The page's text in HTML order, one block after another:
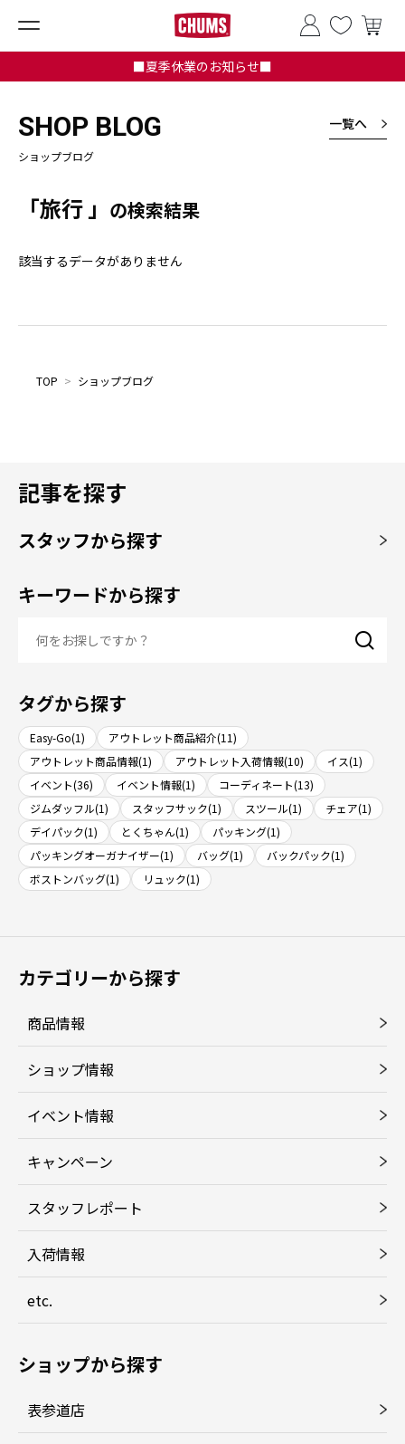
■夏季休業のお知らせ■
SHOP BLOG
ショップブログ
一覧へ
「旅行 」 の検索結果
該当するデータがありません
TOP > ショップブログ
記事を探す
スタッフから探す
キーワードから探す
タグから探す
Easy-Go(1)
アウトレット商品紹介(11)
アウトレット商品情報(1)
アウトレット入荷情報(10)
イス(1)
イベント(36)
イベント情報(1)
コーディネート(13)
ジムダッフル(1)
スタッフサック(1) スツール(1)
チェア(1)
デイパック(1)
とくちゃん(1)
パッキング(1)
パッキングオーガナイザー(1)
バッグ(1)
バックパック(1)
ボストンバッグ(1)
リュック(1)
カテゴリーから探す
商品情報
ショップ情報
イベント情報
キャンペーン
スタッフレポート
入荷情報
etc.
ショップから探す
表参道店